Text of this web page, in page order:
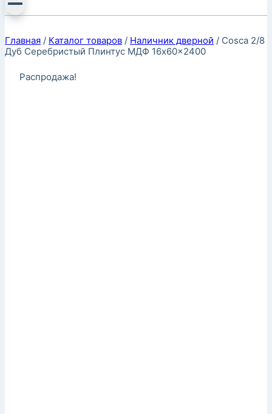
Главная / Каталог товаров / Наличник дверной / Cosca 2/8
Дуб Серебристый Плинтус МДФ 16x60x2400
Распродажа!